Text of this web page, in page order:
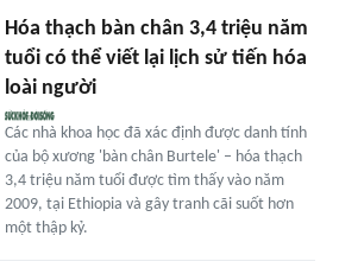
Hóa thạch bàn chân 3,4 triệu năm
tuổi có thể viết lại lịch sử tiến hóa
loài người
Các nhà khoa học đã xác định được danh tính
của bộ xương 'bàn chân Burtele' – hóa thạch
3,4 triệu năm tuổi được tìm thấy vào năm
2009, tại Ethiopia và gây tranh cãi suốt hơn
một thập kỷ.